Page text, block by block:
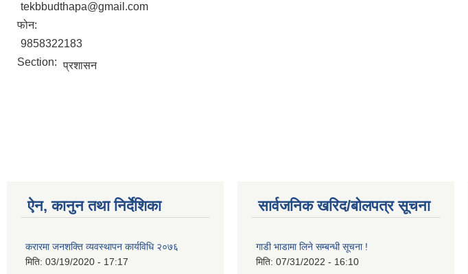
tekbbudthapa@gmail.com
फोन:
9858322183
Section: प्रशासन
ऐन, कानुन तथा निर्देशिका
करारमा जनशक्ति व्यवस्थापन कार्यविधि २०७६
मिति: 03/19/2020 - 17:17
सार्वजनिक खरिद/बोलपत्र सूचना
गाडी भाडामा लिने सम्बन्धी सूचना !
मिति: 07/31/2022 - 16:10